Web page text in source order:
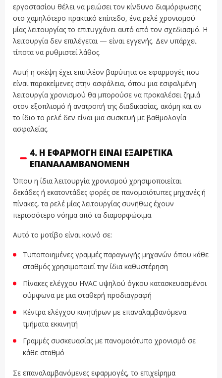
εργοστασίου θέλει να μειώσει τον κίνδυνο διαμόρφωσης
στο χαμηλότερο πρακτικό επίπεδο, ένα ρελέ χρονισμού
μίας λειτουργίας το επιτυγχάνει αυτό από τον σχεδιασμό. Η
λειτουργία δεν επιλέγεται — είναι εγγενής. Δεν υπάρχει
τίποτα να ρυθμιστεί λάθος.
Αυτή η σκέψη έχει επιπλέον βαρύτητα σε εφαρμογές που
είναι παρακείμενες στην ασφάλεια, όπου μια εσφαλμένη
λειτουργία χρονισμού θα μπορούσε να προκαλέσει ζημιά
στον εξοπλισμό ή ανατροπή της διαδικασίας, ακόμη και αν
το ίδιο το ρελέ δεν είναι μια συσκευή με βαθμολογία
ασφαλείας.
4. Η ΕΦΑΡΜΟΓΉ ΕΊΝΑΙ ΕΞΑΙΡΕΤΙΚΆ
ΕΠΑΝΑΛΑΜΒΑΝΌΜΕΝΗ
Όπου η ίδια λειτουργία χρονισμού χρησιμοποιείται
δεκάδες ή εκατοντάδες φορές σε πανομοιότυπες μηχανές ή
πίνακες, τα ρελέ μίας λειτουργίας συνήθως έχουν
περισσότερο νόημα από τα διαμορφώσιμα.
Αυτό το μοτίβο είναι κοινό σε:
Τυποποιημένες γραμμές παραγωγής μηχανών όπου κάθε
σταθμός χρησιμοποιεί την ίδια καθυστέρηση
Πίνακες ελέγχου HVAC υψηλού όγκου κατασκευασμένοι
σύμφωνα με μια σταθερή προδιαγραφή
Κέντρα ελέγχου κινητήρων με επαναλαμβανόμενα
τμήματα εκκινητή
Γραμμές συσκευασίας με πανομοιότυπο χρονισμό σε
κάθε σταθμό
Σε επαναλαμβανόμενες εφαρμογές, το επιχείρημα